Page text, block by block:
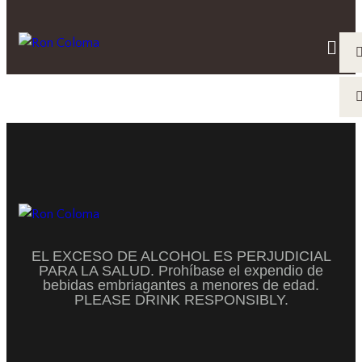
EL EXCESO DE ALCOHOL ES PERJUDICIAL
PARA LA SALUD. Prohíbase el expendio de
bebidas embriagantes a menores de edad.
PLEASE DRINK RESPONSIBLY.